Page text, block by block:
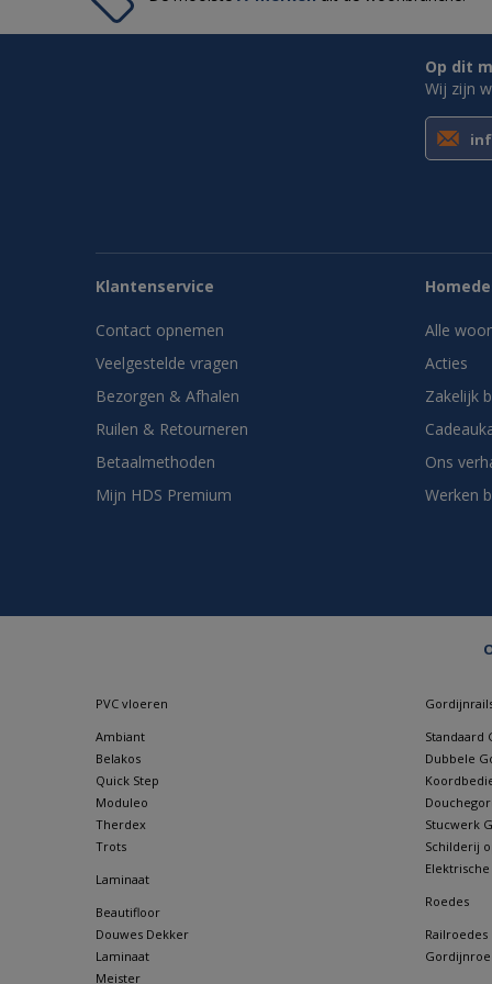
Op dit
Wij zijn
Klantenservice
Contact opnemen
Veelgestelde vragen
Bezorgen & Afhalen
Ruilen & Retourneren
Betaalmethoden
Mijn HDS Premium
Alle
Acties
Zakelijk
Ons
Werken
PVC vloeren
Ambiant
Belakos
Quick Step
Moduleo
Therdex
Trots
Laminaat
Beautifloor
Douwes Dekker
Laminaat
Meister
Standaard
Dubbele
Stucwerk
Schilderij
Roedes
Railroedes